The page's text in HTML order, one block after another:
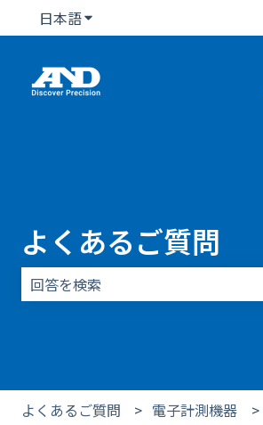
日本語翻訳のサブメニューを表示
よくあるご質問
よくあるご質問
電子計測機器